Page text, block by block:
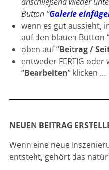
Button “Galerie
wenn es gut aussieht,
auf den blauen Button
oben auf “Beitrag /
entweder FERTIG
“Bearbeiten” klicken …
NEUEN BEITRAG
Wenn eine neue
entsteht, gehört das